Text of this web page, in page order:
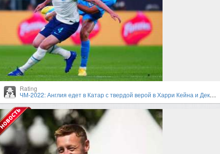
Rating
ЧМ-2022: Англия едет в Катар с твердой верой в Харри Кейна и Деклана Райса